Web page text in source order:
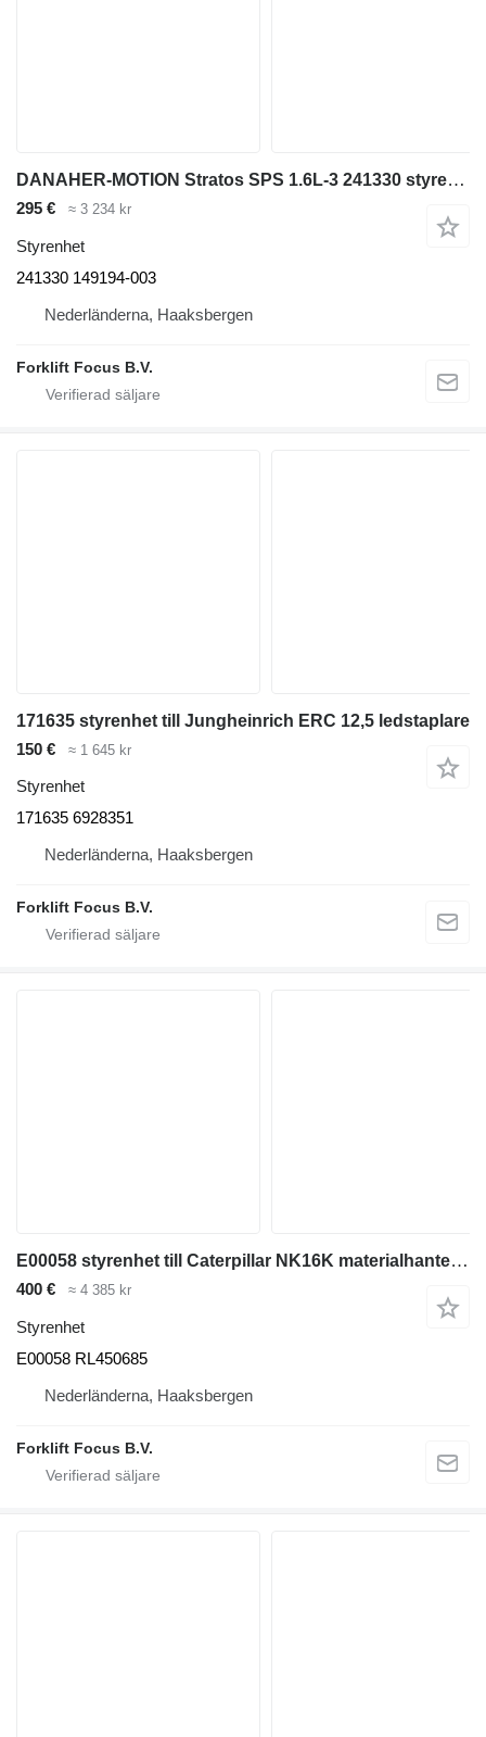
DANAHER-MOTION Stratos SPS 1.6L-3 241330 styrenhet till BT Stratos SPS 1.6L-3 materialhanteringsmaskin
295 € ≈ 3 234 kr
Styrenhet
241330 149194-003
Nederländerna, Haaksbergen
Forklift Focus B.V.
171635 styrenhet till Jungheinrich ERC 12,5 ledstaplare
150 €
≈ 1 645 kr
Styrenhet
171635 6928351
Nederländerna, Haaksbergen
Forklift Focus B.V.
E00058 styrenhet till Caterpillar NK16K materialhanteringsmaskin
400 € ≈ 4 385 kr
Styrenhet
E00058 RL450685
Nederländerna, Haaksbergen
Forklift Focus B.V.